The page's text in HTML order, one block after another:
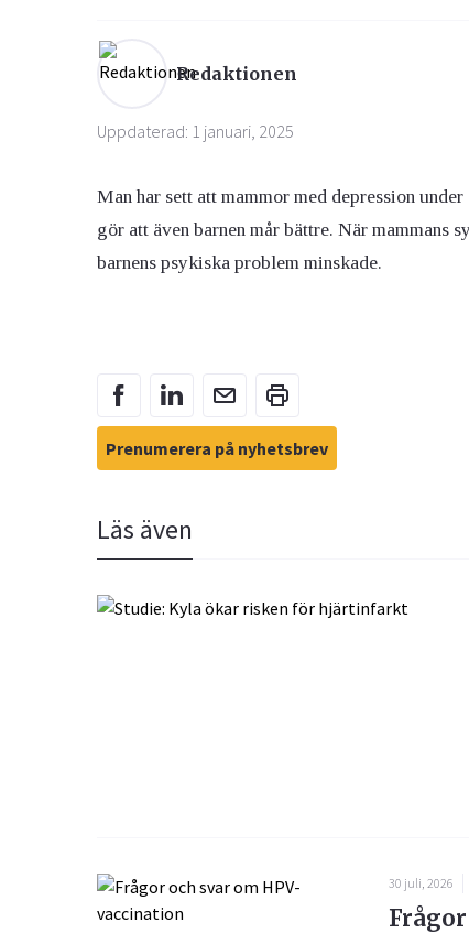
Ögon & Öron Redaktionen
Uppdaterad: 1 januari, 2025
Man har sett att mammor med depression
gör att även barnen mår bättre. När mammans
barnens psykiska problem minskade.
Prenumerera på nyhetsbrev
Läs även
30 juli, 2026